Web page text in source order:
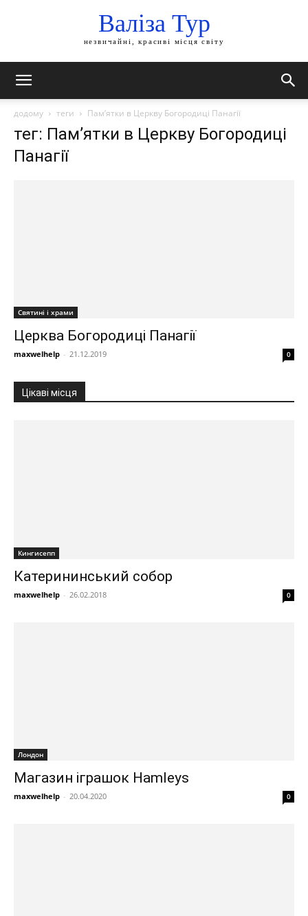
Валіза Тур
незвичайні, красиві місця світу
додому теги Пам’ятки в Церкву Богородиці Панагії
тег: Пам’ятки в Церкву Богородиці
Панагії
Святині і храми
Церква Богородиці Панагії
maxwelhelp - 21.12.2019 0
Цікаві місця
Кингисепп
Катерининський собор
maxwelhelp - 26.02.2018 0
Лондон
Магазин іграшок Hamleys
maxwelhelp - 20.04.2020 0